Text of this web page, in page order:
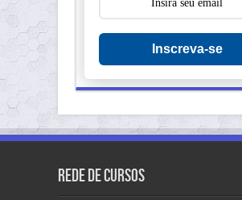
Inscreva-se
Rede de Cursos